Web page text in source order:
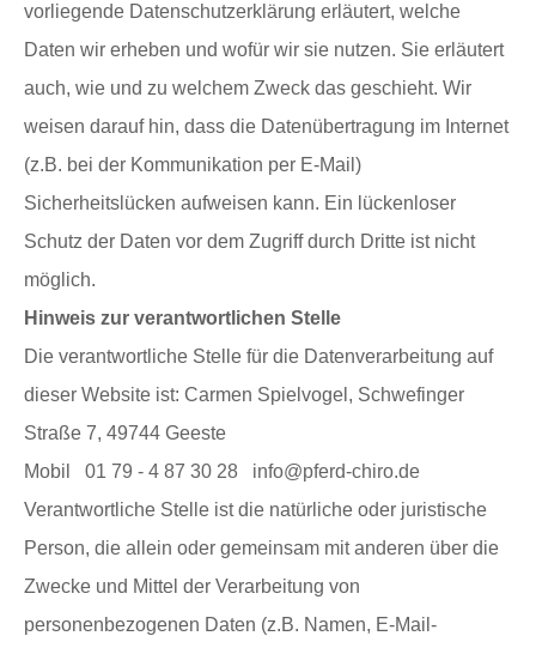
vorliegende Datenschutzerklärung erläutert, welche
Daten wir erheben und wofür wir sie nutzen. Sie erläutert
auch, wie und zu welchem Zweck das geschieht. Wir
weisen darauf hin, dass die Datenübertragung im Internet
(z.B. bei der Kommunikation per E-Mail)
Sicherheitslücken aufweisen kann. Ein lückenloser
Schutz der Daten vor dem Zugriff durch Dritte ist nicht
möglich.
Hinweis zur verantwortlichen Stelle
Die verantwortliche Stelle für die Datenverarbeitung auf
dieser Website ist: Carmen Spielvogel, Schwefinger
Straße 7, 49744 Geeste
Mobil 01 79 - 4 87 30 28
info@pferd-chiro.de
Verantwortliche Stelle ist die natürliche oder juristische
Person, die allein oder gemeinsam mit anderen über die
Zwecke und Mittel der Verarbeitung von
personenbezogenen Daten (z.B. Namen, E-Mail-